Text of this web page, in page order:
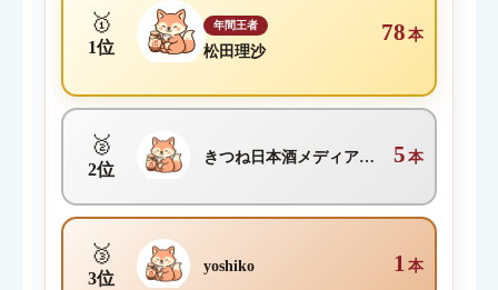
🥇
1位
年間王者
松田理沙
78 本
🥈
2位
きつね日本酒メディア編集部 5 本
🥉
3位
yoshiko 1 本